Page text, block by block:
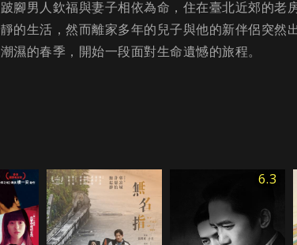
跛腳男人欽福與妻子相依為命，住在臺北近郊的老
靜的生活，然而離家多年的兒子與他的新伴侶突然
潮濕的春季，開始一段面對生命遺憾的旅程。
6.3